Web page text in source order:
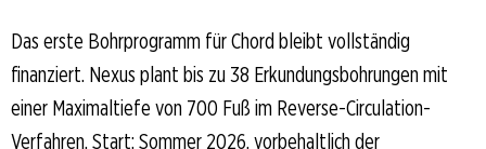
Das erste Bohrprogramm für Chord bleibt vollständig
finanziert. Nexus plant bis zu 38 Erkundungsbohrungen mit
einer Maximaltiefe von 700 Fuß im Reverse-Circulation-
Verfahren. Start: Sommer 2026, vorbehaltlich der